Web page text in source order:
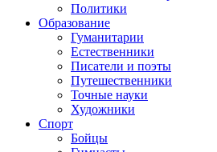
Политики
Образование
Гуманитарии
Естественники
Писатели и поэты
Путешественники
Точные науки
Художники
Спорт
Бойцы